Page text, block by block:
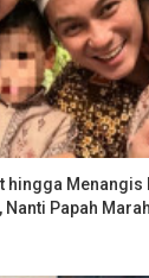
hingga Menangis
Nanti Papah Marah